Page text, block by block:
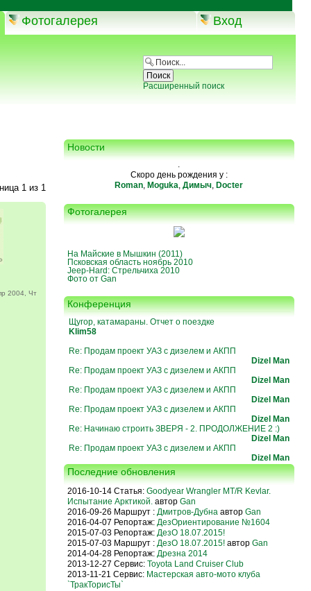
Фотогалерея Вход
Расширенный поиск
1из 1
2004, Чт
Новости
.
Скоро день рождения у :
Roman, Moguka,Димыч, Docter
Фотогалерея
На Майские в Мышкин (2011)
Псковская область ноябрь 2010
Jeep-Hard: Стрельчиха 2010
Фото от Gan
Конференция
Щугор, катамараны. Отчет о поездке
Klim58
Re: Продам проект УАЗ с дизелем и АКПП
Dizel Man
Re: Продам проект УАЗ с дизелем и АКПП
Dizel Man
Re: Продам проект УАЗ с дизелем и АКПП
Dizel Man
Re: Продам проект УАЗ с дизелем и АКПП
Dizel Man
Re: Начинаю строить ЗВЕРЯ - 2. ПРОДОЛЖЕНИЕ 2 :)
Dizel Man
Re: Продам проект УАЗ с дизелем и АКПП
Dizel Man
Последние обновления
2016-10-14 Статья: Goodyear Wrangler MT/R Kevlar.
Испытание Арктикой.автор Gan
2016-09-26 Маршрут : Дмитров-Дубнаавтор Gan
2016-04-07 Репортаж: ДезОриентирование №1604
2015-07-03 Репортаж: ДезО 18.07.2015!
2015-07-03 Маршрут : ДезО 18.07.2015! автор Gan
2014-04-28 Репортаж: Дрезна 2014
2013-12-27 Сервис: Toyota Land Cruiser Club
2013-11-21 Сервис: Мастерская авто-мото клуба
`ТракТорисТы`